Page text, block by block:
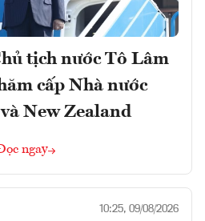
tịch nước Tô Lâm
cấp Nhà nước
New Zealand
ngay
10:25, 09/08/2026